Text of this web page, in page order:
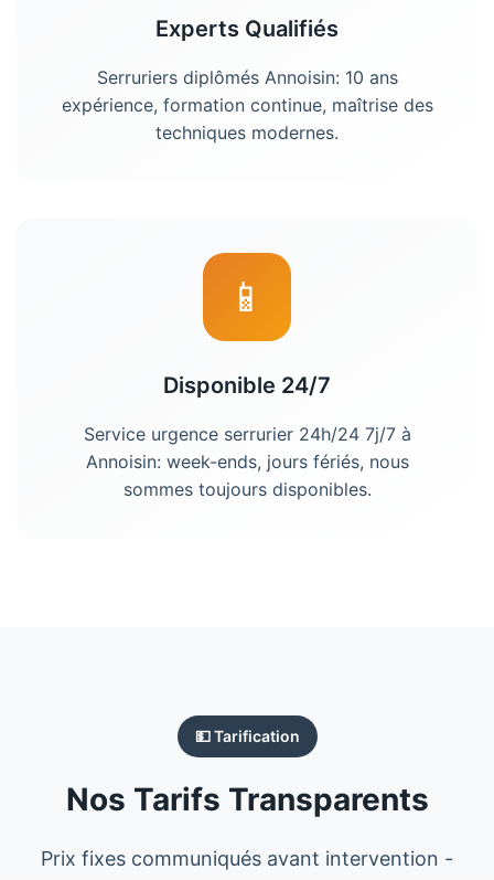
Experts Qualifiés
Serruriers diplômés Annoisin: 10 ans
expérience, formation continue, maîtrise des
techniques modernes.
📱
Disponible 24/7
Service urgence serrurier 24h/24 7j/7 à
Annoisin: week-ends, jours fériés, nous
sommes toujours disponibles.
💵 Tarification
Nos Tarifs Transparents
Prix fixes communiqués avant intervention -